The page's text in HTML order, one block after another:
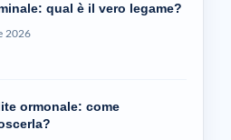
qual è il vero legame?
2026
ormonale: come